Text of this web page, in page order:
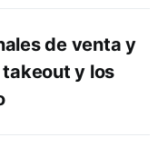
de venta y
y los